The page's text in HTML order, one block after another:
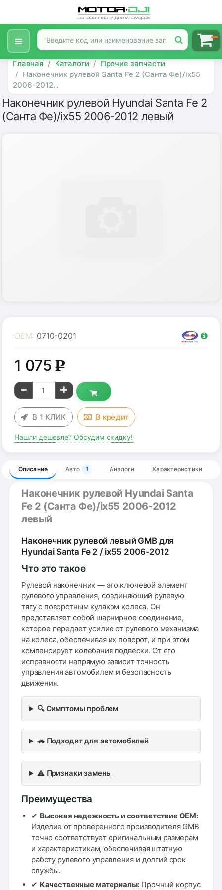
Главная Каталоги
Прочие запчасти
Наконечник рулевой Santa Fe 2 (Санта Фе)/ix55
2006-2012...
Наконечник рулевой Hyundai Santa Fe 2
(Санта Фе)/ix55 2006-2012 левый
OEM: 0710-0201
1 075g
В 1 КЛИК В кредит
Нашли дешевле? Обсудим скидку!
Описание Авто 1 Аналоги Характеристики
Наконечник рулевой Hyundai Santa
Fe 2 (Санта Фе)/ix55 2006-2012
левый
Наконечник рулевой левый GMB для
Hyundai Santa Fe 2 / ix55 2006-2012
Что это такое
Рулевой наконечник — это ключевой элемент
рулевого управления, соединяющий рулевую
тягу с поворотным кулаком колеса. Он
представляет собой шарнирное соединение,
которое передает усилие от рулевого механизма
на колеса, обеспечивая их поворот, и при этом
компенсирует колебания подвески. От его
исправности напрямую зависит точность
управления автомобилем и безопасность
движения.
🔍 Симптомы проблем
🚗 Подходит для автомобилей
⚠️ Признаки замены
Преимущества
✔ Высокая надежность и соответствие OEM:
Изделие от проверенного производителя GMB
точно соответствует оригинальным размерам
и характеристикам, обеспечивая штатную
работу рулевого управления и долгий срок
службы.
✔ Качественные материалы: Прочный корпус